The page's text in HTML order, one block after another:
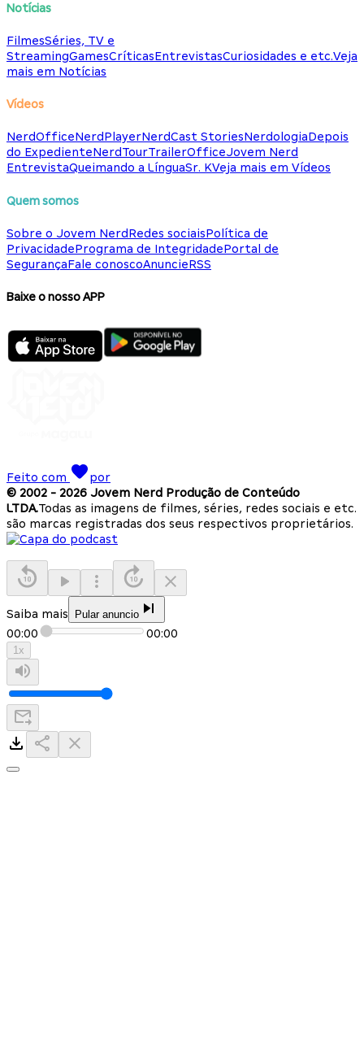
Notícias
FilmesSéries, TV e
StreamingGamesCríticasEntrevistasCuriosidades e etc.Veja
mais em Notícias
Vídeos
NerdOfficeNerdPlayerNerdCast StoriesNerdologiaDepois
do ExpedienteNerdTourTrailerOfficeJovem Nerd
EntrevistaQueimando a LínguaSr. KVeja mais em Vídeos
Quem somos
Sobre o Jovem NerdRedes sociaisPolítica de
PrivacidadePrograma de IntegridadePortal de
SegurançaFale conoscoAnuncieRSS
Baixe o nosso APP
Feito com
por
© 2002 - 2026 Jovem Nerd Produção de Conteúdo
LTDA.Todas as imagens de filmes, séries, redes sociais e etc.
são marcas registradas dos seus respectivos proprietários.
Saiba mais Pular anuncio
00:00 00:00
1x